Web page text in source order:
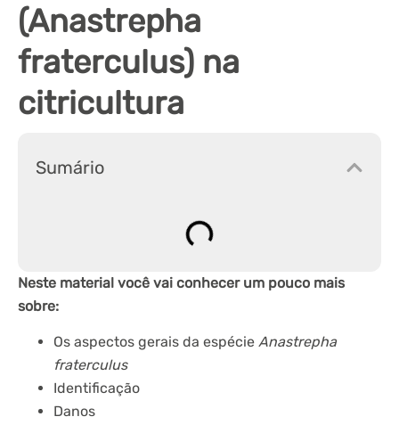
(Anastrepha
fraterculus) na
citricultura
Sumário
Neste material você vai conhecer um pouco mais
sobre:
Os aspectos gerais da espécie Anastrepha
fraterculus
Identificação
Danos